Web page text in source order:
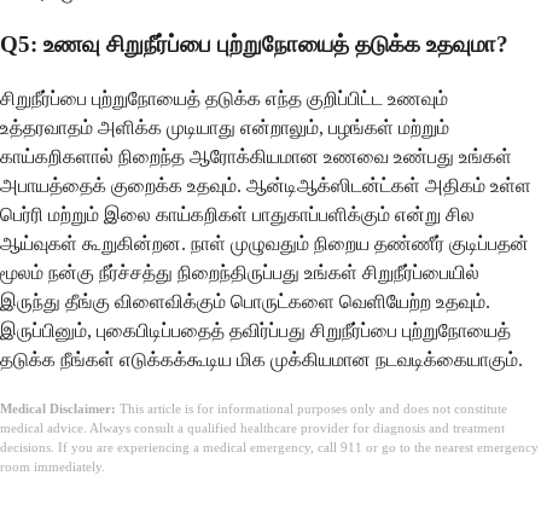
Q5: உணவு சிறுநீர்ப்பை புற்றுநோயைத் தடுக்க உதவுமா?
சிறுநீர்ப்பை புற்றுநோயைத் தடுக்க எந்த குறிப்பிட்ட உணவும்
உத்தரவாதம் அளிக்க முடியாது என்றாலும், பழங்கள் மற்றும்
காய்கறிகளால் நிறைந்த ஆரோக்கியமான உணவை உண்பது உங்கள்
அபாயத்தைக் குறைக்க உதவும். ஆன்டிஆக்ஸிடன்ட்கள் அதிகம் உள்ள
பெர்ரி மற்றும் இலை காய்கறிகள் பாதுகாப்பளிக்கும் என்று சில
ஆய்வுகள் கூறுகின்றன. நாள் முழுவதும் நிறைய தண்ணீர் குடிப்பதன்
மூலம் நன்கு நீர்ச்சத்து நிறைந்திருப்பது உங்கள் சிறுநீர்ப்பையில்
இருந்து தீங்கு விளைவிக்கும் பொருட்களை வெளியேற்ற உதவும்.
இருப்பினும், புகைபிடிப்பதைத் தவிர்ப்பது சிறுநீர்ப்பை புற்றுநோயைத்
தடுக்க நீங்கள் எடுக்கக்கூடிய மிக முக்கியமான நடவடிக்கையாகும்.
Medical Disclaimer: This article is for informational purposes only and does not constitute
medical advice. Always consult a qualified healthcare provider for diagnosis and treatment
decisions. If you are experiencing a medical emergency, call 911 or go to the nearest emergency
room immediately.